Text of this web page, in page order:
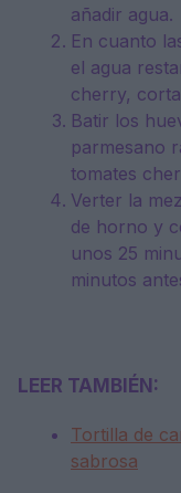
añadir agua.
En cuanto
el agua
cherry,
Batir los
parmesano
tomates
Verter la
de horno y
unos 25
minutos
LEER TAMBIÉN:
Tortilla de
sabrosa